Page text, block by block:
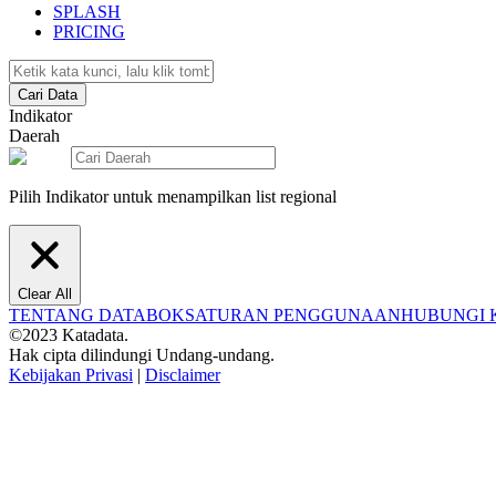
SPLASH
PRICING
Cari Data
Indikator
Daerah
Pilih Indikator untuk menampilkan list regional
Clear All
TENTANG DATABOKSATURAN PENGGUNAANHUBUNGI
©2023 Katadata.
Hak cipta dilindungi Undang-undang.
Kebijakan Privasi | Disclaimer